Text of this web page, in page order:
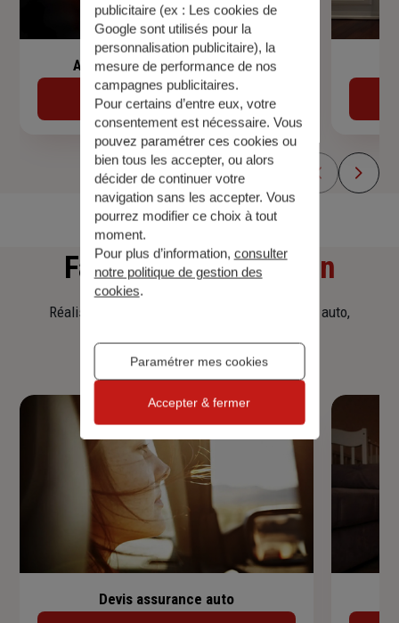
Assurance de prêt immobilier
Découvrir
Faitesune simulation
Réalisez une simulation tarifaire d'assurance, auto,
Devis assurance auto
publicitaire (ex : Les cookies de
Google sont utilisés pour la
personnalisation publicitaire), la
mesure de performance de nos
campagnes publicitaires.
Pour certains d’entre eux, votre
consentement est nécessaire. Vous
pouvez paramétrer ces cookies ou
bien tous les accepter, ou alors
décider de continuer votre
navigation sans les accepter. Vous
pourrez modifier ce choix à tout
moment.
Pour plus d’information, consulter
notre politique de gestion des
cookies.
Paramétrer mes cookies
Accepter & fermer